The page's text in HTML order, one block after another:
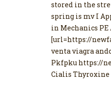
stored in the
spring is mv I
in Mechanics PE
[url=https://
venta viagra
Pkfpku https://
Cialis Thyroxine